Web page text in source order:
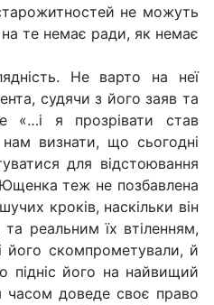
не можуть
на те немає ради, як немає
Не варто на неї
судячи з його заяв та
«…і я прозрівати став
визнати, що сьогодні
для відстоювання
теж не позбавлена
кроків, наскільки він
реальним їх втіленням,
його скомпрометували, й
підніс його на найвищий
доведе своє право